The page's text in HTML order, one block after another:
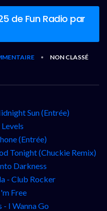
de Fun Radio par
• NON CLASSÉ
Sun (Entrée)
(Entrée)
Tonight (Chuckie Remix)
Darkness
- Club Rocker
Free
- I Wanna Go